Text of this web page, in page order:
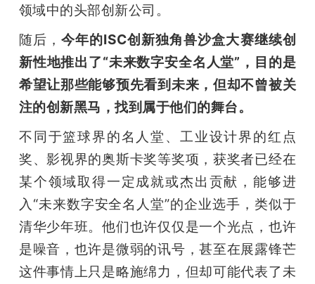
领域中的头部创新公司。
随后， 今年的ISC创新独角兽沙盒大赛继续创
新性地推出了“未来数字安全名人堂”，目的是
希望让那些能够预先看到未来，但却不曾被关
注的创新黑马，找到属于他们的舞台。
不同于篮球界的名人堂、工业设计界的红点
奖、影视界的奥斯卡奖等奖项，获奖者已经在
某个领域取得一定成就或杰出贡献，能够进
入“未来数字安全名人堂”的企业选手，类似于
清华少年班。他们也许仅仅是一个光点，也许
是噪音，也许是微弱的讯号，甚至在展露锋芒
这件事情上只是略施绵力，但却可能代表了未